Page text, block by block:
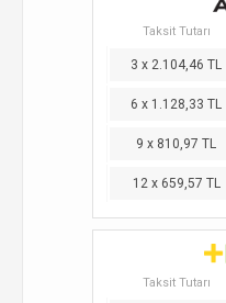
Taksit Tutarı
3 x 2.104,46 TL
6 x 1.128,33 TL
9 x 810,97 TL
12 x 659,57 TL
Taksit Tutarı